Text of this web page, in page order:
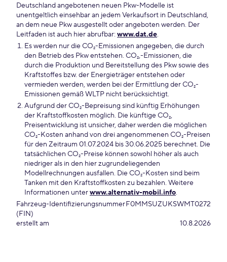
Deutschland angebotenen neuen Pkw-Modelle ist
unentgeltlich einsehbar an jedem Verkaufsort in Deutschland,
an dem neue Pkw ausgestellt oder angeboten werden. Der
Leitfaden ist auch hier abrufbar: www.dat.de.
Es werden nur die CO₂-Emissionen angegeben, die durch
den Betrieb des Pkw entstehen. CO₂,-Emissionen, die
durch die Produktion und Bereitstellung des Pkw sowie des
Kraftstoffes bzw. der Energieträger entstehen oder
vermieden werden, werden bei der Ermittlung der CO₂-
Emissionen gemäß WLTP nicht berücksichtigt.
Aufgrund der CO₂-Bepreisung sind künftig Erhöhungen
der Kraftstoffkosten möglich. Die künftige CO₂,
Preisentwicklung ist unsicher, daher werden die möglichen
CO₂-Kosten anhand von drei angenommenen CO₂-Preisen
für den Zeitraum 01.07.2024 bis 30.06.2025 berechnet. Die
tatsächlichen CO₂-Preise können sowohl höher als auch
niedriger als in den hier zugrundeliegenden
Modellrechnungen ausfallen. Die CO₂-Kosten sind beim
Tanken mit den Kraftstoffkosten zu bezahlen. Weitere
Informationen unterwww.alternativ-mobil.info.
Fahrzeug-Identifizierungsnummer
(FIN)
F0MMSUZUKSWMT0272
erstellt am 10.8.2026